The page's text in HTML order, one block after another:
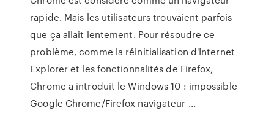
rapide. Mais les utilisateurs trouvaient parfois
que ça allait lentement. Pour résoudre ce
problème, comme la réinitialisation d'Internet
Explorer et les fonctionnalités de Firefox,
Chrome a introduit le Windows 10 : impossible
Google Chrome/Firefox navigateur ...